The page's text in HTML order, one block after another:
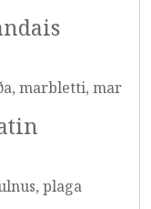
marbletti, mar
plaga